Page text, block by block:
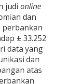
judi online
dan
perbankan
± 33.252
data yang
dan
atas